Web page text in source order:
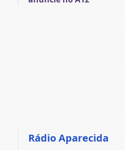
Rádio Aparecida